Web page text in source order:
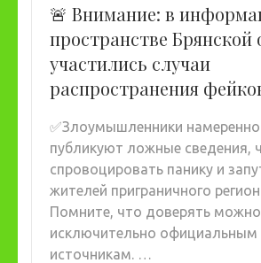
🚨 Внимание: в
пространстве Брянской
участились случаи
распространения
✅Злоумышленники намеренно
публикуют ложные сведения,
спровоцировать панику и
жителей приграничного
Помните, что доверять можно
исключительно официальным
источникам. …